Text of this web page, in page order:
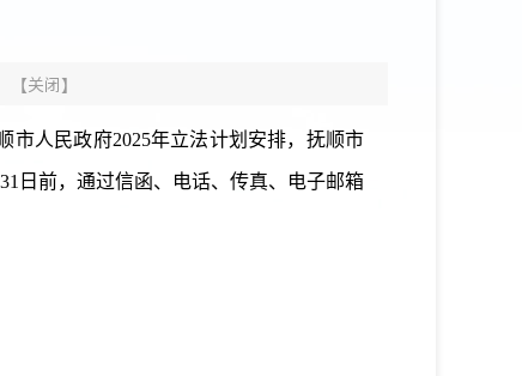
【关闭】
市人民政府2025年立法计划安排， 抚顺市
31 日前，通过信函、电话、传真、电子邮箱